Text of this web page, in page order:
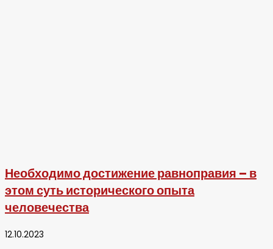
Необходимо достижение равноправия – в
этом суть исторического опыта
человечества
12.10.2023